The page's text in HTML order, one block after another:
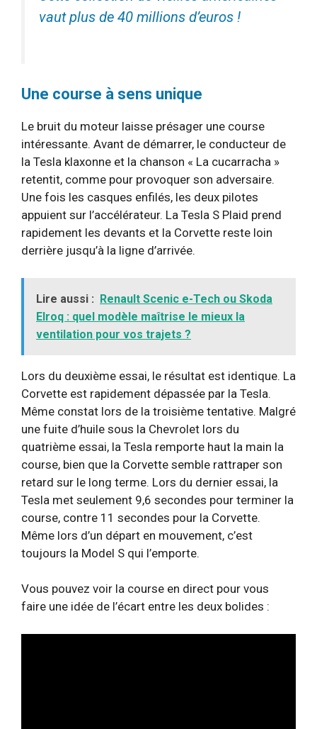
vaut plus de 40 millions d’euros !
Une course à sens unique
Le bruit du moteur laisse présager une course
intéressante. Avant de démarrer, le conducteur de
la Tesla klaxonne et la chanson « La cucarracha »
retentit, comme pour provoquer son adversaire.
Une fois les casques enfilés, les deux pilotes
appuient sur l’accélérateur. La Tesla S Plaid prend
rapidement les devants et la Corvette reste loin
derrière jusqu’à la ligne d’arrivée.
Lire aussi : Renault Scenic e-Tech ou Skoda
Elroq : quel modèle maîtrise le mieux la
ventilation pour vos trajets ?
Lors du deuxième essai, le résultat est identique. La
Corvette est rapidement dépassée par la Tesla.
Même constat lors de la troisième tentative. Malgré
une fuite d’huile sous la Chevrolet lors du
quatrième essai, la Tesla remporte haut la main la
course, bien que la Corvette semble rattraper son
retard sur le long terme. Lors du dernier essai, la
Tesla met seulement 9,6 secondes pour terminer la
course, contre 11 secondes pour la Corvette.
Même lors d’un départ en mouvement, c’est
toujours la Model S qui l’emporte.
Vous pouvez voir la course en direct pour vous
faire une idée de l’écart entre les deux bolides :